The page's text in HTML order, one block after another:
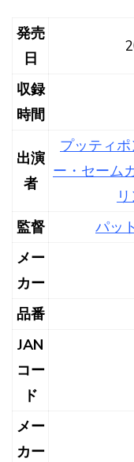
発売
日
収録
時間
出演
者
プッティ
ー・セーム
監督
パッ
メー
カー
品番
JAN
コー
ド
メー
カー